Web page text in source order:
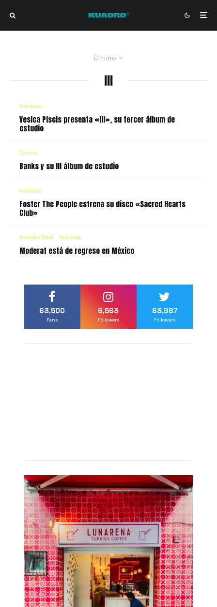
Último
III
Noticias
Vesica Piscis presenta «III», su tercer álbum de
estudio
Discos
Banks y su III álbum de estudio
Noticias
Foster The People estrena su disco «Sacred Hearts
Club»
Kuadro Beat Noticias
Moderat está de regreso en México
63,500
Fans
6,563
Followers
63,987
Followers